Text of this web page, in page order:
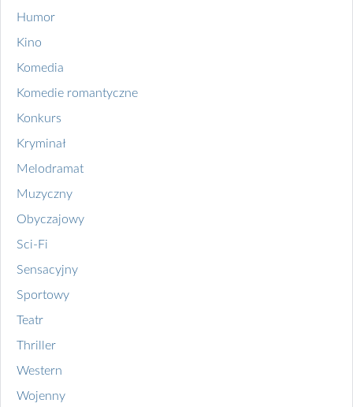
Humor
Kino
Komedia
Komedie romantyczne
Konkurs
Kryminał
Melodramat
Muzyczny
Obyczajowy
Sci-Fi
Sensacyjny
Sportowy
Teatr
Thriller
Western
Wojenny